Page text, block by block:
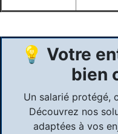
💡 Votre
bien
Un salarié protégé,
Découvrez nos
adaptées à vos